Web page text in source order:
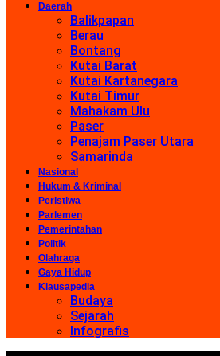
Daerah
Balikpapan
Berau
Bontang
Kutai Barat
Kutai Kartanegara
Kutai Timur
Mahakam Ulu
Paser
Penajam Paser Utara
Samarinda
Nasional
Hukum & Kriminal
Peristiwa
Parlemen
Pemerintahan
Politik
Olahraga
Gaya Hidup
Klausapedia
Budaya
Sejarah
Infografis